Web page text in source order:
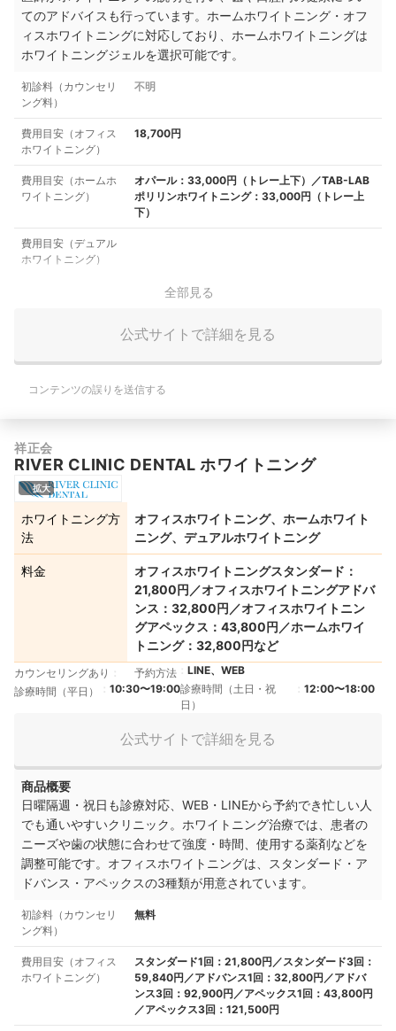
てのアドバイスも行っています。ホームホワイトニング・オフ
ィスホワイトニングに対応しており、ホームホワイトニングは
ホワイトニングジェルを選択可能です。
初診料（カウンセリ
ング料）
不明
費用目安（オフィス
ホワイトニング）
18,700円
費用目安（ホームホ
ワイトニング）
オパール：33,000円（トレー上下）／TAB-LAB
ポリリンホワイトニング：33,000円（トレー上
下）
費用目安（デュアル
ホワイトニング）
全部見る
公式サイトで詳細を見る
コンテンツの誤りを送信する
祥正会
RIVER CLINIC DENTAL ホワイトニング
拡大
ホワイトニング方
法
オフィスホワイトニング、ホームホワイト
ニング、デュアルホワイトニング
料金
オフィスホワイトニングスタンダード：
21,800円／オフィスホワイトニングアドバ
ンス：32,800円／オフィスホワイトニン
グアペックス：43,800円／ホームホワイ
トニング：32,800円など
カウンセリングあり 予約方法
LINE、WEB
診療時間（平日）
10:30〜19:00診療時間（土日・祝
日）
12:00〜18:00
公式サイトで詳細を見る
商品概要
日曜隔週・祝日も診療対応、WEB・LINEから予約でき忙しい人
でも通いやすいクリニック。ホワイトニング治療では、患者の
ニーズや歯の状態に合わせて強度・時間、使用する薬剤などを
調整可能です。オフィスホワイトニングは、スタンダード・ア
ドバンス・アペックスの3種類が用意されています。
初診料（カウンセリ
ング料）
無料
費用目安（オフィス
ホワイトニング）
スタンダード1回：21,800円／スタンダード3回：
59,840円／アドバンス1回：32,800円／アドバ
ンス3回：92,900円／アペックス1回：43,800円
／アペックス3回：121,500円